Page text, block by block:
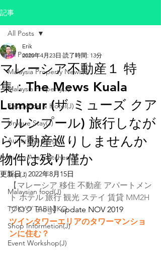
記事
All Posts
Malaysia Property News(J)
Malaysia Property(J)
Residence & Hotel(J)
Unique Stay(J)
Aunty Aya Blog(J)
Aunty Aya's kitchen(J)
Trip(J)
Malaysian food(J)
TOKYO TABINIKO
Shop Informetion(J)
Event Workshop(J)
All Posts
マレーシア不動産１ 特
集：The Mews Kuala
Lumpur (ザ ミューズ クア
ラルンプール) 旅行しなが
ら不動産巡りしませんか
物件は残り僅か
Erik
2020年4月23日 読了時間: 13分
更新日：2022年8月15日
【マレーシア 移住 不動産 アパートメン
ト ホテル 旅行 観光 ステイ 賃貸 MM2H
ブログ Blog】update NOV 2019
ツインタワーエリアのタワーマンショ
ンに住む？​